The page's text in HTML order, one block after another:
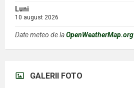
Luni
10 august 2026
Date meteo de laOpenWeatherMap.org
GALERII FOTO